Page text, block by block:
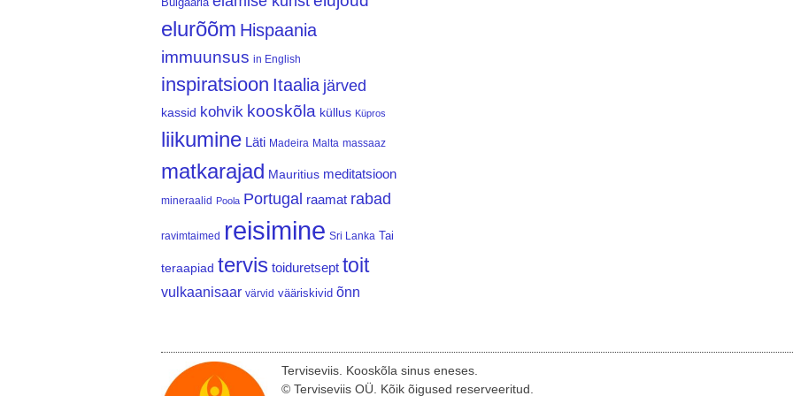
elurõõm Hispaania
immuunsus in English
inspiratsioon Itaalia järved
kassid kohvik kooskõla küllus Küpros
liikumine Läti Madeira Malta massaaz
matkarajad Mauritius meditatsioon
mineraalid Poola Portugal raamat rabad
ravimtaimed reisimine Sri Lanka Tai
teraapiad tervis toiduretsept toit
vulkaanisaar värvid vääriskivid õnn
Terviseviis. Kooskõla sinus eneses.
© Terviseviis OÜ. Kõik õigused reserveeritud.